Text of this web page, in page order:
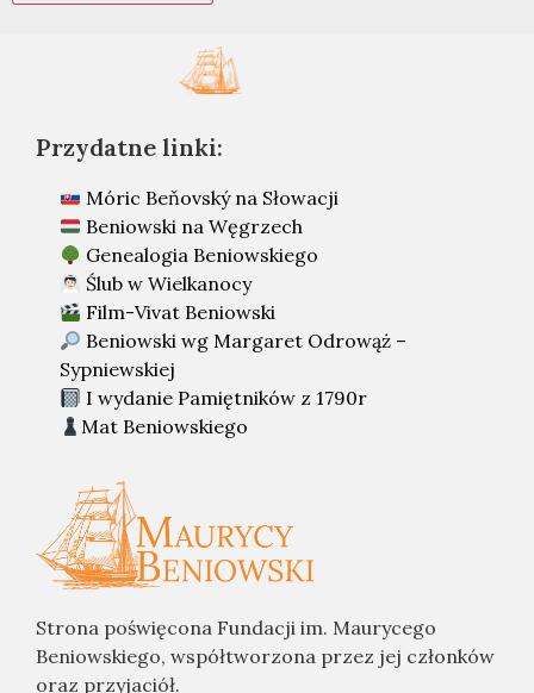
Strona poświęcona Fundacji im. Maurycego
Beniowskiego, współtworzona przez jej członków
oraz przyjaciół.
Przydatne linki:
Móric Beňovský na Słowacji
Beniowski na Węgrzech
Genealogia Beniowskiego
Ślub w Wielkanocy
Film-Vivat Beniowski
Beniowski wg Margaret Odrowąż –
Sypniewskiej
I wydanie Pamiętników z 1790r
Mat Beniowskiego